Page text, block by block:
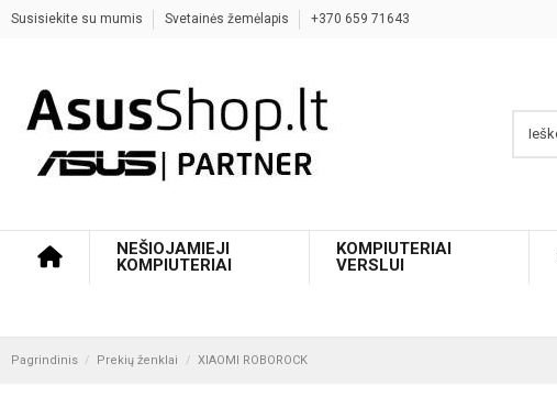
Susisiekite su mumis Svetainės žemėlapis +370 659 71643
NEŠIOJAMIEJI
KOMPIUTERIAI
KOMPIUTERIAI
VERSLUI
Pagrindinis Prekių ženklai XIAOMI ROBOROCK